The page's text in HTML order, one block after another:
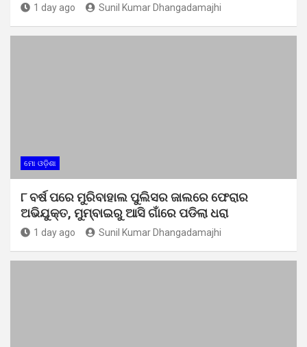
1 day ago Sunil Kumar Dhangadamajhi
ମୋ ଓଡ଼ିଶା
୮ ବର୍ଷ ପରେ ମୁରିବାହାଲ ପୁଲିସର ଜାଲରେ ଫେରାର
ଅଭିଯୁକ୍ତ, ମୁମ୍ବାଇରୁ ଆସି ଗାଁରେ ପଡିଲା ଧରା
1 day ago Sunil Kumar Dhangadamajhi